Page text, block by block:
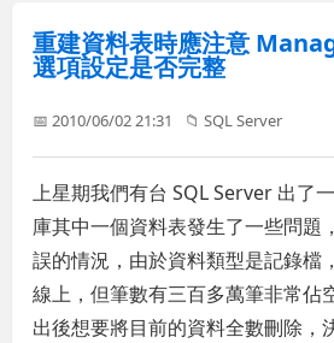
重建資料表時應注意
選項設定是否完整
📅 2010/06/02 21:31 📁SQL Server
上星期我們有台 SQL Server 出了
庫其中一個資料表發生了一些問題
誤的情況，由於資料類型是記錄檔
線上，但筆數有三百多萬筆非常佔
出後想要將目前的資料全數刪除，